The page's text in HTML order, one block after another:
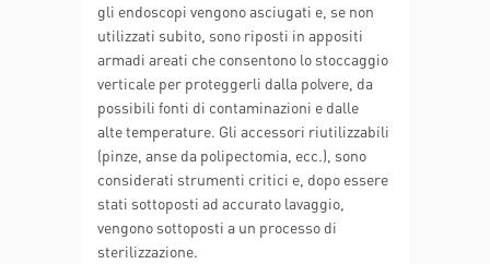
gli endoscopi vengono asciugati e, se non
utilizzati subito, sono riposti in appositi
armadi areati che consentono lo stoccaggio
verticale per proteggerli dalla polvere, da
possibili fonti di contaminazioni e dalle
alte temperature. Gli accessori riutilizzabili
(pinze, anse da polipectomia, ecc.), sono
considerati strumenti critici e, dopo essere
stati sottoposti ad accurato lavaggio,
vengono sottoposti a un processo di
sterilizzazione.